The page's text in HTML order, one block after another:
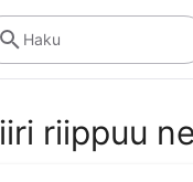
Haku
riippuu